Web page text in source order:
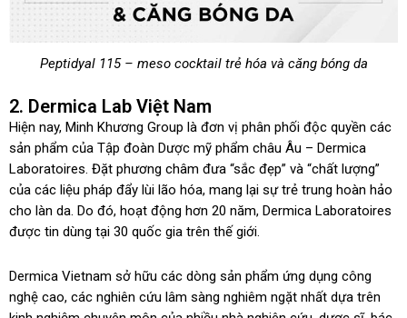
Peptidyal 115 – meso cocktail trẻ hóa và căng bóng da
2. Dermica Lab Việt Nam
Hiện nay, Minh Khương Group là đơn vị phân phối độc quyền các
sản phẩm của Tập đoàn Dược mỹ phẩm châu Âu – Dermica
Laboratoires. Đặt phương châm đưa “sắc đẹp” và “chất lượng”
của các liệu pháp đẩy lùi lão hóa, mang lại sự trẻ trung hoàn hảo
cho làn da. Do đó, hoạt động hơn 20 năm, Dermica Laboratoires
được tin dùng tại 30 quốc gia trên thế giới.
Dermica Vietnam sở hữu các dòng sản phẩm ứng dụng công
nghệ cao, các nghiên cứu lâm sàng nghiêm ngặt nhất dựa trên